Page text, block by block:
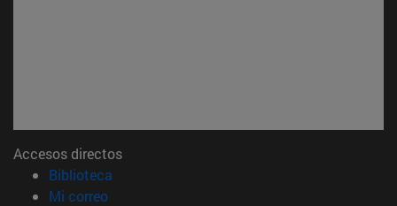
Accesos directos
Biblioteca
Mi correo(abre en nueva ventana)